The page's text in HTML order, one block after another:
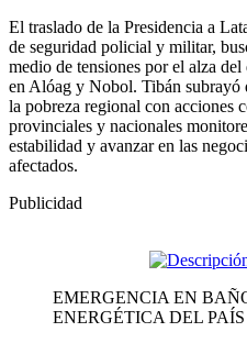
El traslado de la Presidencia a
de seguridad policial y militar,
medio de tensiones por el alza
en Alóag y Nobol. Tibán subrayó
la pobreza regional con acciones
provinciales y nacionales
estabilidad y avanzar en las
afectados.
Publicidad
EMERGENCIA EN
ENERGÉTICA DEL PAÍS